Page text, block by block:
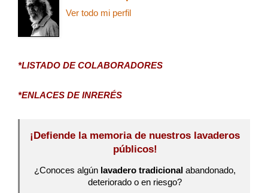
Ver todo mi perfil
*LISTADO DE COLABORADORES
*ENLACES DE INRERÉS
¡Defiende la memoria de nuestros lavaderos
públicos!
¿Conoces algún lavadero tradicional abandonado,
deteriorado o en riesgo?